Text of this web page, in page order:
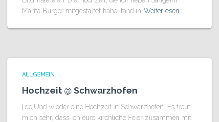
Marita Burger mitgestaltet habe, fand in Weiterlesen
ALLGEMEIN
Hochzeit @ Schwarzhofen
[:de]Und wieder eine Hochzeit in Schwarzhofen. Es freut
mich sehr, dass ich eure kirchliche Feier zusammen mit